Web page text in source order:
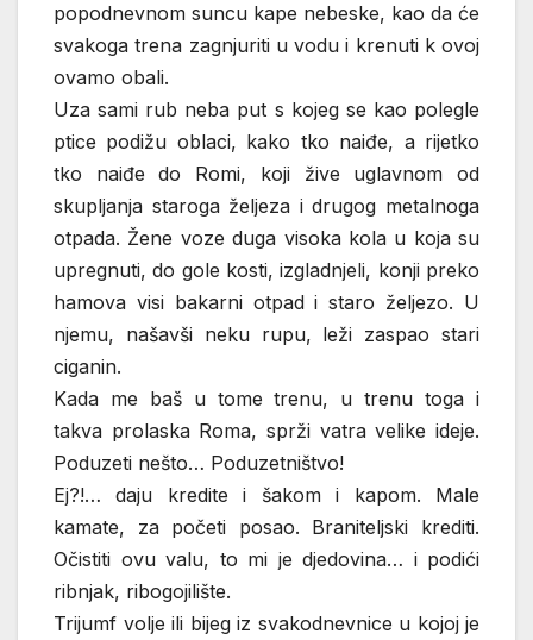
popodnevnom suncu kape nebeske, kao da će
svakoga trena zagnjuriti u vodu i krenuti k ovoj
ovamo obali.
Uza sami rub neba put s kojeg se kao polegle
ptice podižu oblaci, kako tko naiđe, a rijetko
tko naiđe do Romi, koji žive uglavnom od
skupljanja staroga željeza i drugog metalnoga
otpada. Žene voze duga visoka kola u koja su
upregnuti, do gole kosti, izgladnjeli, konji preko
hamova visi bakarni otpad i staro željezo. U
njemu, našavši neku rupu, leži zaspao stari
ciganin.
Kada me baš u tome trenu, u trenu toga i
takva prolaska Roma, sprži vatra velike ideje.
Poduzeti nešto… Poduzetništvo!
Ej?!… daju kredite i šakom i kapom. Male
kamate, za početi posao. Braniteljski krediti.
Očistiti ovu valu, to mi je djedovina… i podići
ribnjak, ribogojilište.
Trijumf volje ili bijeg iz svakodnevnice u kojoj je